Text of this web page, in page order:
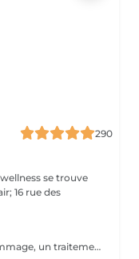
290
se trouve
16 rue des
Un bain de pieds rafraîchissant et un gommage, un traitement des ongles et des cuticules, un massage des jambes et des pieds. Une sensation de détente et de calme accentue ce traitement.